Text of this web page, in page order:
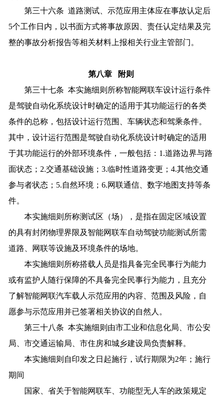
第三十六条 道路测试、示范应用主体应在事故认定后
5个工作日内，以书面方式将事故原因、责任认定结果及完
整的事故分析报告等相关材料上报相关行业主管部门。
第八章 附则
第三十七条 本实施细则所称智能网联车设计运行条件
是驾驶自动化系统设计时确定的适用于其功能运行的各类
条件的总称，包括设计运行范围、车辆状态和驾乘条件。
其中，设计运行范围是驾驶自动化系统设计时确定的适用
于其功能运行的外部环境条件，一般包括：1.道路边界与路
面状态；2.交通基础设施；3.临时性道路变更；4.其他交通
参与者状态；5.自然环境；6.网联通信、数字地图支持等条
件。
本实施细则所称测试区（场），是指在固定区域设置
的具有封闭物理界限及智能网联车自动驾驶功能测试所需
道路、网联等设施及环境条件的场地。
本实施细则所称搭载人员是指具备完全民事行为能力
或有监护人随行保障的不具备完全民事行为能力，且充分
了解智能网联汽车载人示范应用的内容、范围及风险，自
愿参与示范应用并已签署相关协议的自然人。
第三十八条 本实施细则由市工业和信息化局、市公安
局、市交通运输局、市住房和城乡建设局负责解释。
本实施细则自印发之日起施行，试行期限为2年；施行
期间
国家、省关于智能网联车、功能型无人车的政策规定